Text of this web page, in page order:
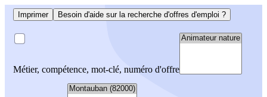
Imprimer Besoin d'aide sur la recherche d'offres d'emploi ?
Métier, compétence, mot-clé, numéro d'offre